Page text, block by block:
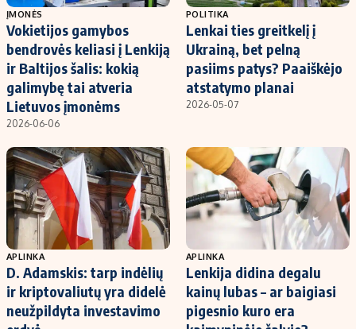
ĮMONĖS
Vokietijos gamybos
bendrovės keliasi į Lenkiją
ir Baltijos šalis: kokią
galimybę tai atveria
Lietuvos įmonėms
2026-06-06
POLITIKA
Lenkai ties greitkelį į
Ukrainą, bet pelną
pasiims patys? Paaiškėjo
atstatymo planai
2026-05-07
APLINKA
D. Adamskis: tarp indėlių
ir kriptovaliutų yra didelė
neužpildyta investavimo
APLINKA
Lenkija didina degalu
kainų lubas – ar baigiasi
pigesnio kuro era